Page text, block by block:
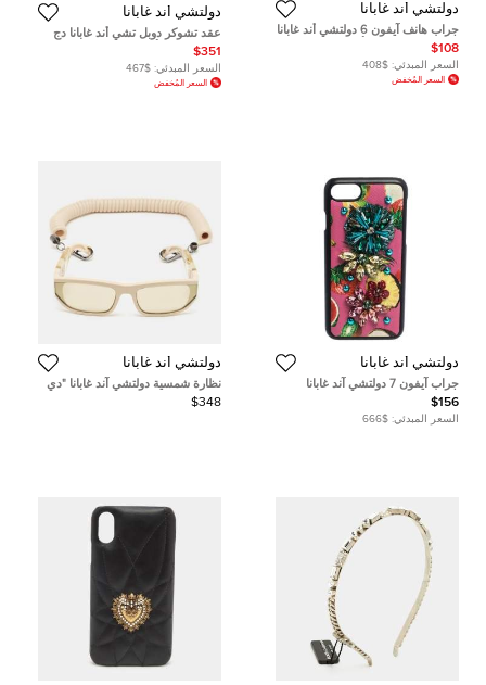
دولتشي أند غابانا
جراب هانف آيفون 6 دولتشي أند غابانا
جلد نقشة السحلية أخضر مزخرف
كريستال
$108
السعر المبدئي: $408
السعر المُخفض
دولتشي أند غابانا
عقد تشوكر دوبل تشي أند غابانا دج
قلب مخملي أسود
$351
السعر المبدئي: $467
السعر المُخفض
دولتشي أند غابانا
جراب آيفون 7 دولتشي آند غابانا
مزخرف كريستال جلد طباعة فاكة
متعدد الألوان
$156
السعر المبدئي: $666
دولتشي أند غابانا
نظارة شمسية دولتشي آند غابانا "دي
جي6172" بيج مستطيلة
$348